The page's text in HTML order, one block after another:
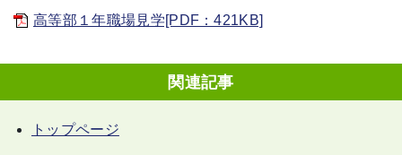
高等部１年職場見学[PDF：421KB]
関連記事
トップページ